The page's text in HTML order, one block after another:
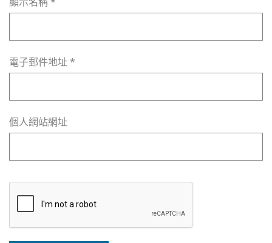
電子郵件地址 *
個人網站網址